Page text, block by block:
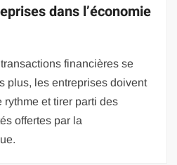
dans l’économie
financières se
plus, les entreprises doivent
rythme et tirer parti des
offertes par la